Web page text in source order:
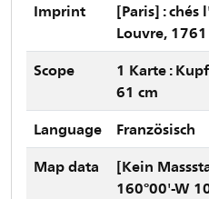
Imprint
[Paris] :
Louvre, 1761
Scope
1 Karte :
61 cm
Language
Französisch
Map data
[Kein
160°00'-W